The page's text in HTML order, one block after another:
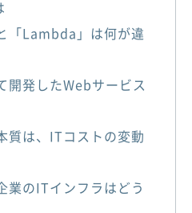
「Lambda」は何が違
発したWebサービス
質は、ITコストの変動
業のITインフラはどう